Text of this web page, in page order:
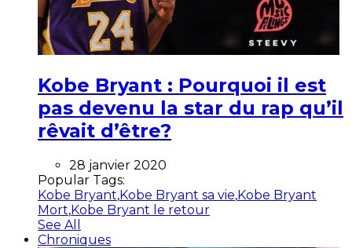
Kobe Bryant : Pourquoi il est
pas devenu la star du rap qu’il
rêvait d’être?
28 janvier 2020
Popular Tags:
Kobe Bryant,Kobe Bryant sa vie,Kobe Bryant
Mort,Kobe Bryant le retour
See All
Chroniques